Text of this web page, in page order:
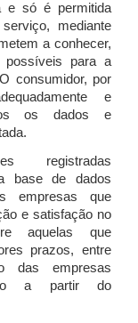
e só é permitida
mediante
a conhecer,
para a
consumidor, por
e
os dados e
registradas
base de dados
empresas que
e satisfação no
aquelas que
prazos, entre
das empresas
a partir do